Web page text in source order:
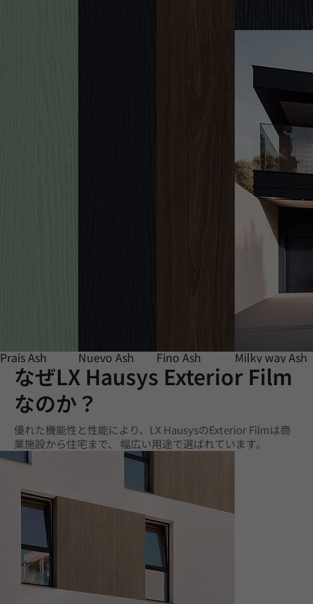
Prais Ash Nuevo Ash Fino Ash Milky way Ash
なぜLX Hausys Exterior Film
なのか？
優れた機能性と性能により、LX HausysのExterior Filmは商
業施設から住宅まで、 幅広い用途で選ばれています。